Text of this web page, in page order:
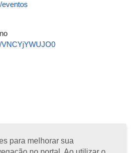
eventos
VNCYjYWUJO0
para melhorar sua